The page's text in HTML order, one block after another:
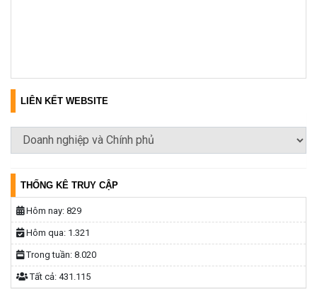
LIÊN KẾT WEBSITE
THỐNG KÊ TRUY CẬP
Hôm nay: 829
Hôm qua: 1.321
Trong tuần: 8.020
Tất cả: 431.115